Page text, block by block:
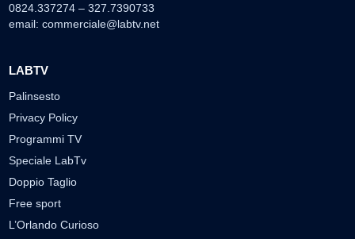
0824.337274 – 327.7390733
email: commerciale@labtv.net
LABTV
Palinsesto
Privacy Policy
Programmi TV
Speciale LabTv
Doppio Taglio
Free sport
L’Orlando Curioso